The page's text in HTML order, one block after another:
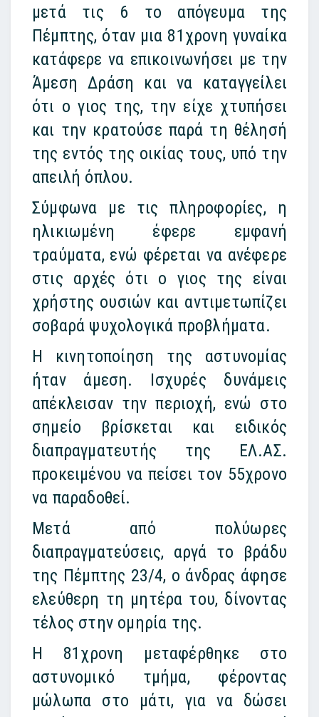
μετά τις 6 το απόγευμα της
Πέμπτης, όταν μια 81χρονη γυναίκα
κατάφερε να επικοινωνήσει με την
Άμεση Δράση και να καταγγείλει
ότι ο γιος της, την είχε χτυπήσει
και την κρατούσε παρά τη θέλησή
της εντός της οικίας τους, υπό την
απειλή όπλου.
Σύμφωνα με τις πληροφορίες, η
ηλικιωμένη έφερε εμφανή
τραύματα, ενώ φέρεται να ανέφερε
στις αρχές ότι ο γιος της είναι
χρήστης ουσιών και αντιμετωπίζει
σοβαρά ψυχολογικά προβλήματα.
Η κινητοποίηση της αστυνομίας
ήταν άμεση. Ισχυρές δυνάμεις
απέκλεισαν την περιοχή, ενώ στο
σημείο βρίσκεται και ειδικός
διαπραγματευτής της ΕΛ.ΑΣ.
προκειμένου να πείσει τον 55χρονο
να παραδοθεί.
Μετά από πολύωρες
διαπραγματεύσεις, αργά το βράδυ
της Πέμπτης 23/4, ο άνδρας άφησε
ελεύθερη τη μητέρα του, δίνοντας
τέλος στην ομηρία της.
Η 81χρονη μεταφέρθηκε στο
αστυνομικό τμήμα, φέροντας
μώλωπα στο μάτι, για να δώσει